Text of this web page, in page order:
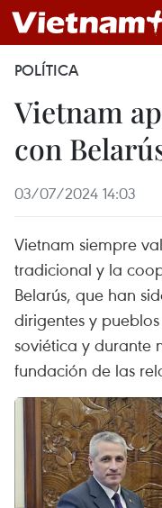
POLÍTICA
Vietnam
con
03/07/2024 14:03
Vietnam siempre
tradicional y la
Belarús, que han
dirigentes y
soviética y durante
fundación de las